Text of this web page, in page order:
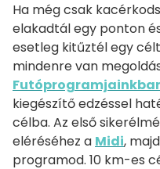
Ha még csak
elakadtál egy ponton
esetleg kitűztél egy
mindenre van
kiegészítő edzéssel
célba. Az első
eléréséhez a Midi,
programod. 10 km-es